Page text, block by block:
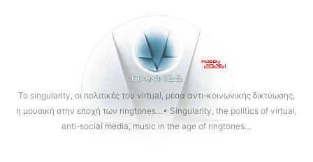
OANNES
To singularity, οι πολιτικές του virtual, μέσα αντι-κοινωνικής δικτύωσης,
η μουσική στην εποχή των ringtones…• Singularity, the politics of virtual,
anti-social media, music in the age of ringtones…